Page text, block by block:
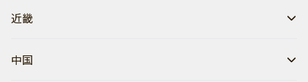
近畿
中国